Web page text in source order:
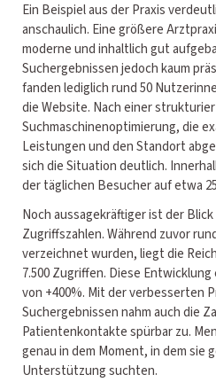
Ein Beispiel aus der Praxis
anschaulich. Eine größere
moderne und inhaltlich gut
Suchergebnissen jedoch kaum
fanden lediglich rund 50
die Website. Nach einer
Suchmaschinenoptimierung, die
Leistungen und den Standort
sich die Situation deutlich.
der täglichen Besucher auf etwa
Noch aussagekräftiger ist der
Zugriffszahlen. Während zuvor
verzeichnet wurden, liegt die
7.500 Zugriffen. Diese
von +400%. Mit der verbesserten
Suchergebnissen nahm auch die
Patientenkontakte spürbar zu.
genau in dem Moment, in dem sie
Unterstützung suchten.